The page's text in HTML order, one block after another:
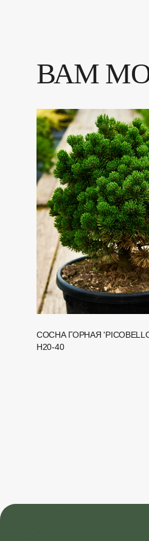
ВАМ
СОСНА ГОРНАЯ
H20-40